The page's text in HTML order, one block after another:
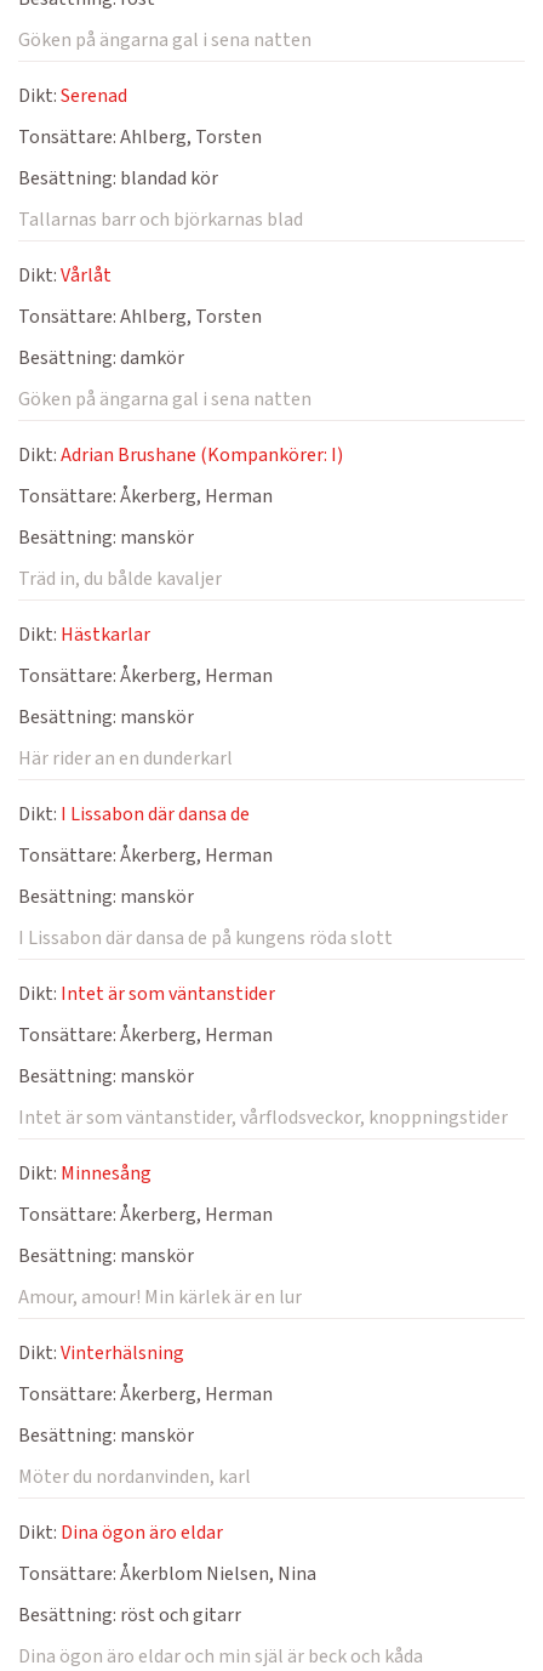
Göken på ängarna gal i sena natten
Dikt:Serenad
Tonsättare:Ahlberg, Torsten
Besättning: blandad kör
Tallarnas barr och björkarnas blad
Dikt:Vårlåt
Tonsättare:Ahlberg, Torsten
Besättning:damkör
Göken på ängarna gal i sena natten
Dikt:Adrian Brushane (Kompankörer: I)
Tonsättare:Åkerberg, Herman
Besättning: manskör
Träd in, du bålde kavaljer
Dikt: Hästkarlar
Tonsättare:Åkerberg, Herman
Besättning: manskör
Här rider an en dunderkarl
Dikt: I Lissabon där dansa de
Tonsättare:Åkerberg, Herman
Besättning: manskör
I Lissabon där dansa de på kungens röda slott
Dikt: Intet är som väntanstider
Tonsättare:Åkerberg, Herman
Besättning: manskör
Intet är som väntanstider, vårflodsveckor, knoppningstider
Dikt: Minnesång
Tonsättare:Åkerberg, Herman
Besättning: manskör
Amour, amour! Min kärlek är en lur
Dikt:Vinterhälsning
Tonsättare:Åkerberg, Herman
Besättning: manskör
Möter du nordanvinden, karl
Dikt: Dina ögon äro eldar
Tonsättare:Åkerblom Nielsen, Nina
Besättning: röst och gitarr
Dina ögon äro eldar och min själ är beck och kåda